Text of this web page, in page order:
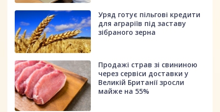
Уряд готує пільгові кредити
для аграріїв під заставу
зібраного зерна
Продажі страв зі свининою
через сервіси доставки у
Великій Британії зросли
майже на 55%